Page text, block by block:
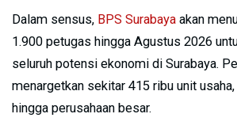
Dalam sensus, BPS Surabaya akan
1.900 petugas hingga Agustus 2026
seluruh potensi ekonomi di Surabaya.
menargetkan sekitar 415 ribu unit
hingga perusahaan besar.